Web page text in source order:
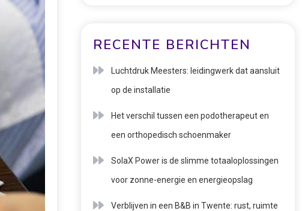
RECENTE BERICHTEN
Luchtdruk Meesters: leidingwerk dat aansluit
op de installatie
Het verschil tussen een podotherapeut en
een orthopedisch schoenmaker
SolaX Power is de slimme totaaloplossingen
voor zonne-energie en energieopslag
Verblijven in een B&B in Twente: rust, ruimte